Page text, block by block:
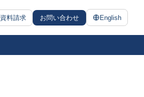
資料請求 お問い合わせ English